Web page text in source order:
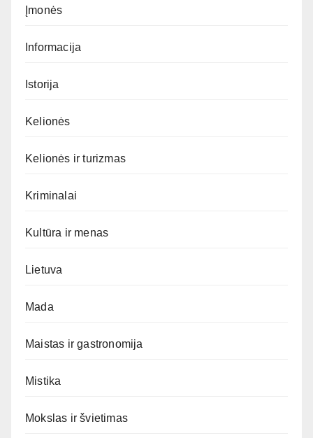
Įmonės
Informacija
Istorija
Kelionės
Kelionės ir turizmas
Kriminalai
Kultūra ir menas
Lietuva
Mada
Maistas ir gastronomija
Mistika
Mokslas ir švietimas